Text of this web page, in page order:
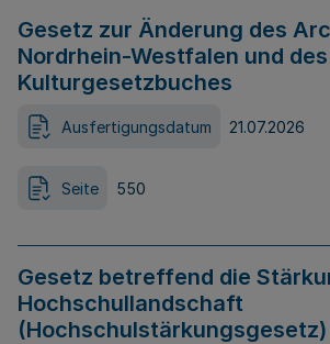
Gesetz zur Änderung des
Nordrhein-Westfalen und des
Kulturgesetzbuches
Ausfertigungsdatum 21.07.2026
Seite 550
Gesetz betreffend die
Hochschullandschaft
(Hochschulstärkungsgesetz)